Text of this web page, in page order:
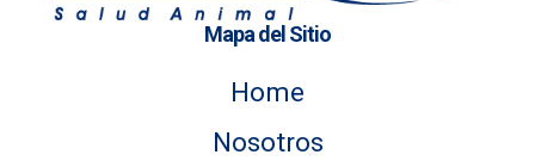
Mapa del Sitio
Home
Nosotros